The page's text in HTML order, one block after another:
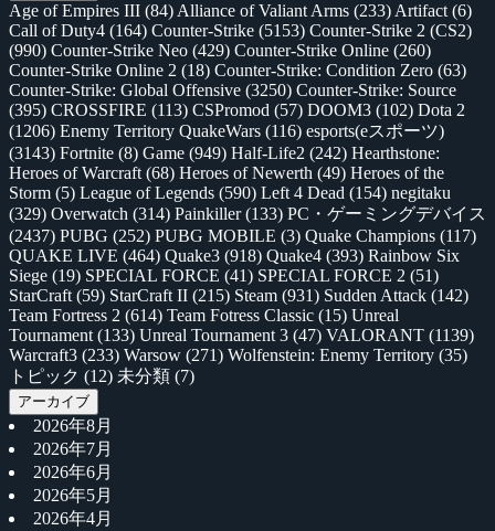
Age of Empires III (84) Alliance of Valiant Arms (233) Artifact (6)
Call of Duty4 (164) Counter-Strike (5153) Counter-Strike 2 (CS2)
(990) Counter-Strike Neo (429) Counter-Strike Online (260)
Counter-Strike Online 2 (18) Counter-Strike: Condition Zero (63)
Counter-Strike: Global Offensive (3250) Counter-Strike: Source
(395) CROSSFIRE (113) CSPromod (57) DOOM3 (102) Dota 2
(1206) Enemy Territory QuakeWars (116) esports(eスポーツ)
(3143) Fortnite (8) Game (949) Half-Life2 (242) Hearthstone:
Heroes of Warcraft (68) Heroes of Newerth (49) Heroes of the
Storm (5) League of Legends (590) Left 4 Dead (154) negitaku
(329) Overwatch (314) Painkiller(133) PC・ゲーミングデバイス
(2437) PUBG (252) PUBG MOBILE (3) Quake Champions (117)
QUAKE LIVE (464) Quake3 (918) Quake4 (393) Rainbow Six
Siege (19) SPECIAL FORCE (41) SPECIAL FORCE 2 (51)
StarCraft (59) StarCraft II (215) Steam (931) Sudden Attack (142)
Team Fortress 2 (614) Team Fotress Classic (15) Unreal
Tournament (133) Unreal Tournament 3 (47) VALORANT (1139)
Warcraft3 (233) Warsow (271) Wolfenstein: Enemy Territory (35)
トピック (12) 未分類 (7)
アーカイブ
2026年8月
2026年7月
2026年6月
2026年5月
2026年4月